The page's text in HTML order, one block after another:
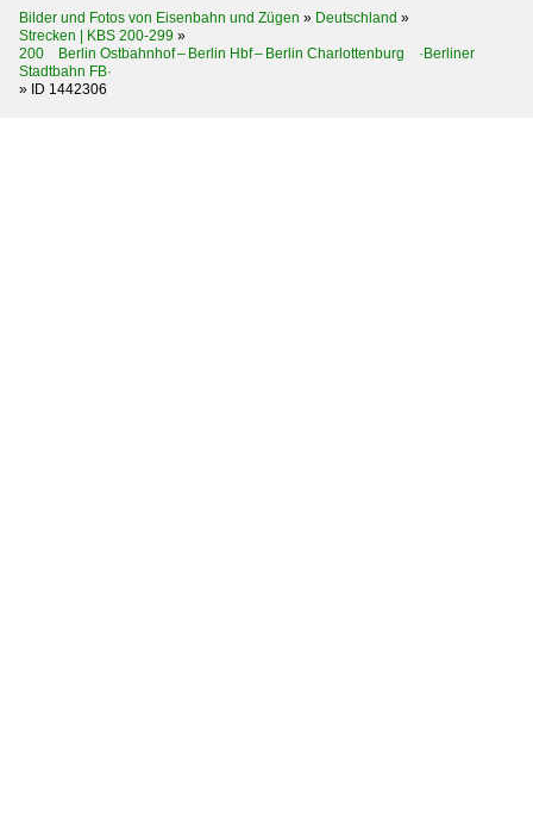
Bilder und Fotos von Eisenbahn und Zügen » Deutschland »
Strecken | KBS 200-299 »
200 Berlin Ostbahnhof – Berlin Hbf – Berlin Charlottenburg ·Berliner
Stadtbahn FB·
» ID 1442306